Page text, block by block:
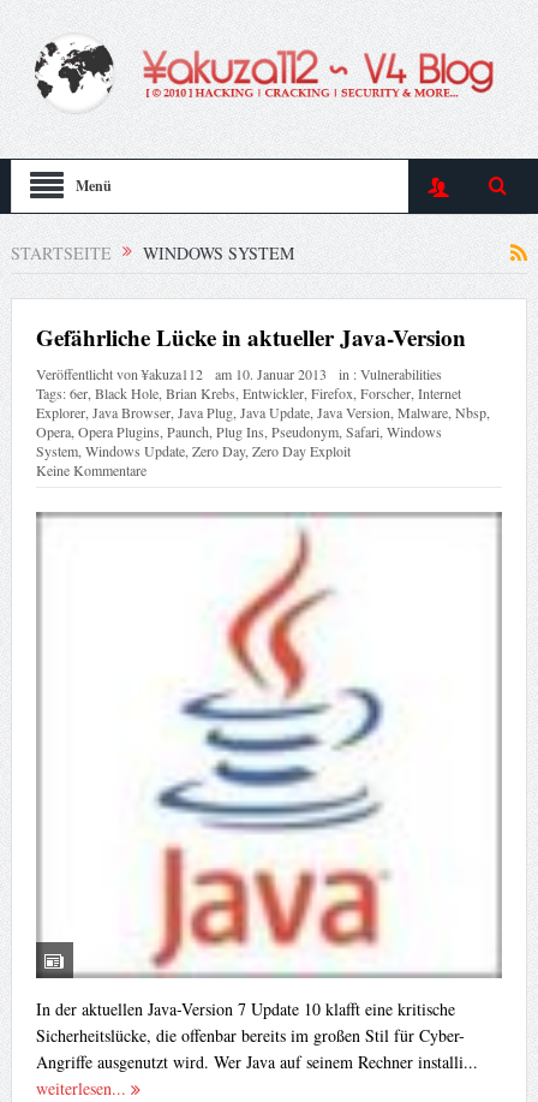
Menü
STARTSEITE WINDOWS SYSTEM
Gefährliche Lücke in aktueller Java-Version
Veröffentlicht von¥akuza112 am 10. Januar 2013 in :Vulnerabilities
Tags:6er, Black Hole, Brian Krebs Entwickler, Firefox Forscher, Internet
Explorer, Java Browser, Java Plug, Java Update, Java Version Malware, Nbsp,
Opera, Opera Plugins Paunch Plug Ins Pseudonym, Safari Windows
System, Windows Update, Zero Day, Zero Day Exploit
Keine Kommentare
In der aktuellen Java-Version 7 Update 10 klafft eine kritische
Sicherheitslücke, die offenbar bereits im großen Stil für Cyber-
Angriffe ausgenutzt wird. Wer Java auf seinem Rechner installi...
weiterlesen...